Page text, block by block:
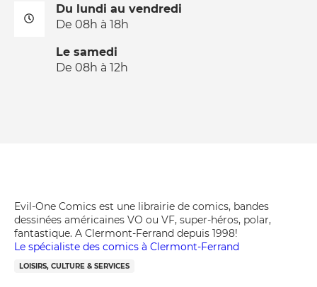
Du lundi au vendredi
De 08h à 18h
Le samedi
De 08h à 12h
Evil-One Comics est une librairie de comics, bandes
dessinées américaines VO ou VF, super-héros, polar,
fantastique. A Clermont-Ferrand depuis 1998!
Le spécialiste des comics à Clermont-Ferrand
LOISIRS, CULTURE & SERVICES